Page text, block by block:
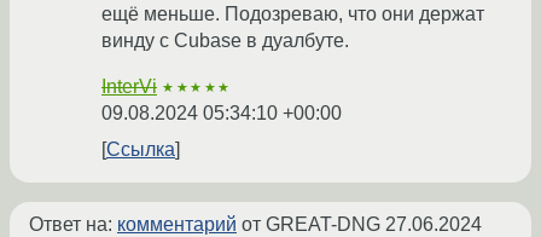
ещё меньше. Подозреваю, что они держат
винду с Cubase в дуалбуте.
InterVi ★★★★★
09.08.2024 05:34:10 +00:00
Ссылка
Ответ на: комментарий от GREAT-DNG 27.06.2024